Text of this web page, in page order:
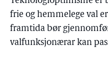
frie og hemmelege val
framtida bør
valfunksjonærar kan